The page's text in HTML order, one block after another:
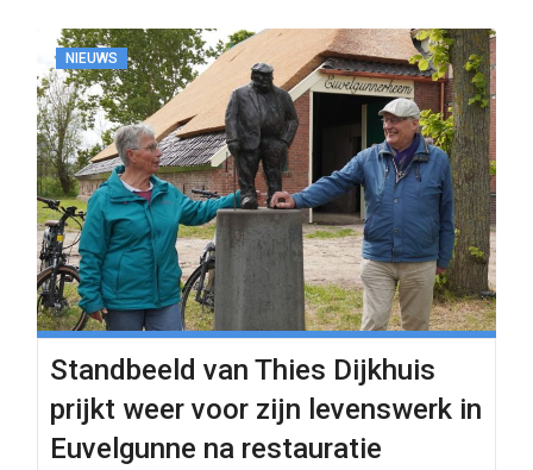
NIEUWS
Standbeeld van Thies Dijkhuis
prijkt weer voor zijn levenswerk in
Euvelgunne na restauratie